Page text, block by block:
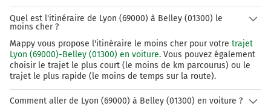
Quel est l'itinéraire de Lyon (69000) à Belley (01300) le
moins cher ?
Mappy vous propose l'itinéraire le moins cher pour votre trajet
Lyon (69000)-Belley (01300) en voiture. Vous pouvez également
choisir le trajet le plus court (le moins de km parcourus) ou le
trajet le plus rapide (le moins de temps sur la route).
Comment aller de Lyon (69000) à Belley (01300) en voiture ?